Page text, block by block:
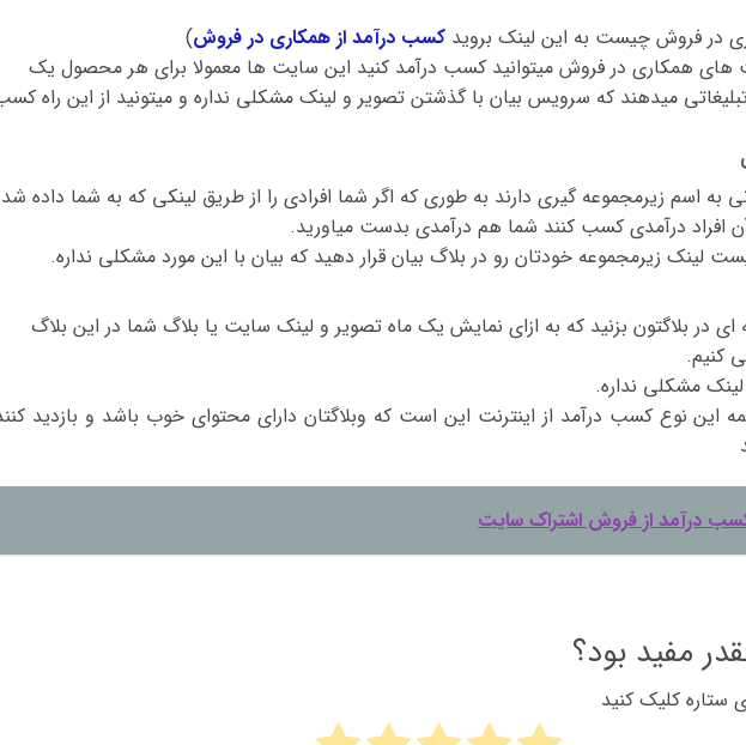
در فروش چیست به این لینک بروید کسب درآمد از همکاری در فروش)
همکاری در فروش میتوانید کسب درآمد کنید این سایت ها معمولا برای هر محصول یک
میدهند که سرویس بیان با گذشتن تصویر و لینک مشکلی نداره و میتونید از این راه
به اسم زیرمجموعه گیری دارند به طوری که اگر شما افرادی را از طریق لینکی که به شما داده
افراد درآمدی کسب کنند شما هم درآمدی بدست میاورید.
لینک زیرمجموعه خودتان رو در بلاگ بیان قرار دهید که بیان با این مورد مشکلی نداره.
ای در بلاگتون بزنید که به ازای نمایش یک ماه تصویر و لینک سایت یا بلاگ شما در این بلاگ
کنیم.
مشکلی نداره.
این نوع کسب درآمد از اینترنت این است که وبلاگتان دارای محتوای خوب باشد و بازدید
درآمد از فروش اشتراک سایت
مفید بود؟
ستاره کلیک کنید